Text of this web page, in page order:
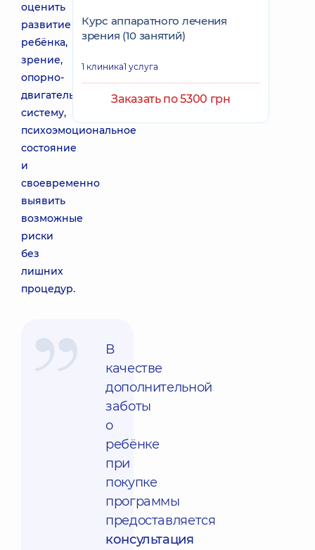
оценить
развитие
ребёнка,
зрение,
опорно-
двигательную
систему,
психоэмоциональное
состояние
и
своевременно
выявить
возможные
риски
без
лишних
процедур.
В
качестве
дополнительной
заботы
о
ребёнке
при
покупке
программы
предоставляется
консультация
Курс аппаратного лечения
зрения (10 занятий)
1 клиника1 услуга
Заказать по 5300 грн